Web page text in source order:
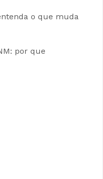
o que muda
por que